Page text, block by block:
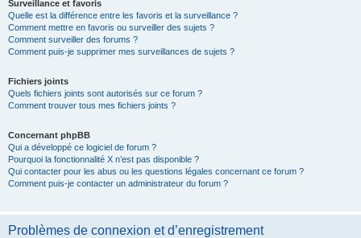
Surveillance et favoris
Quelle est la différence entre les favoris et la surveillance ?
Comment mettre en favoris ou surveiller des sujets ?
Comment surveiller des forums ?
Comment puis-je supprimer mes surveillances de sujets ?
Fichiers joints
Quels fichiers joints sont autorisés sur ce forum ?
Comment trouver tous mes fichiers joints ?
Concernant phpBB
Qui a développé ce logiciel de forum ?
Pourquoi la fonctionnalité X n’est pas disponible ?
Qui contacter pour les abus ou les questions légales concernant ce forum ?
Comment puis-je contacter un administrateur du forum ?
Problèmes de connexion et d’enregistrement